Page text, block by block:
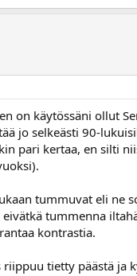
on käytössäni ollut
jo selkeästi 90-
pari kertaa, en silti
tummuvat eli ne
tummenna
kontrastia.
riippuu tietty päästä ja